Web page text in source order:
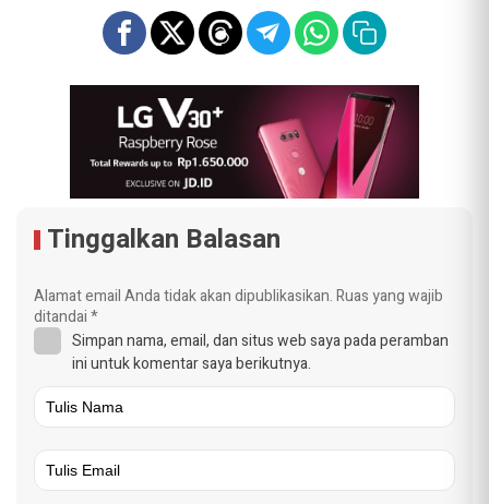
Tinggalkan Balasan
Alamat email Anda tidak akan dipublikasikan.Ruas yang wajib
ditandai*
Simpan nama, email, dan situs web saya pada peramban
ini untuk komentar saya berikutnya.